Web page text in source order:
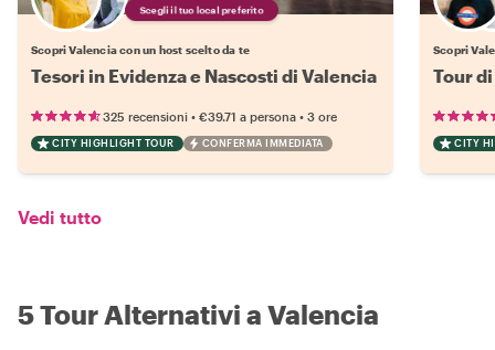
Scegli il tuo local preferito
Scopri Valencia con un host scelto da te
Tesori in Evidenza e Nascosti di Valencia
325 recensioni • €39.71 a persona • 3 ore
CITY HIGHLIGHT TOUR CONFERMA IMMEDIATA
Scopri
Tour
CITY
Vedi tutto
5 Tour Alternativi a Valencia